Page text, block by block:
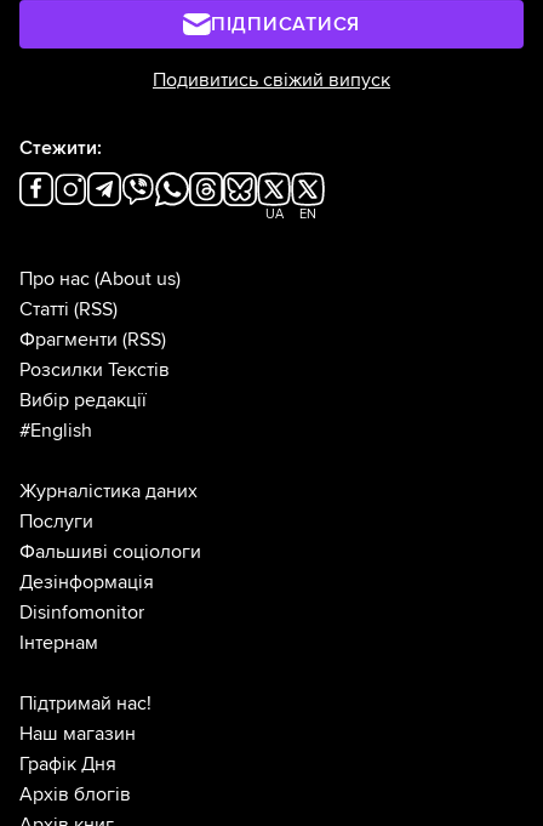
ПІДПИСАТИСЯ
Подивитись свіжий випуск
Стежити:
UA EN
Про нас (About us)
Статті (RSS)
Фрагменти (RSS)
Розсилки Текстів
Вибір редакції
#English
Журналістика даних
Послуги
Фальшиві соціологи
Дезінформація
Disinfomonitor
Інтернам
Підтримай нас!
Наш магазин
Графік Дня
Архів блогів